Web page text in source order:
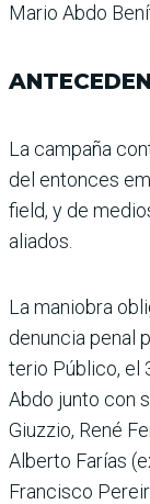
Mario Abdo
La campaña
del entonces
field, y de
aliados.
La maniobra
denuncia penal
terio Público, el
Abdo junto con
Giuzzio, René
Alberto Farías
Francisco